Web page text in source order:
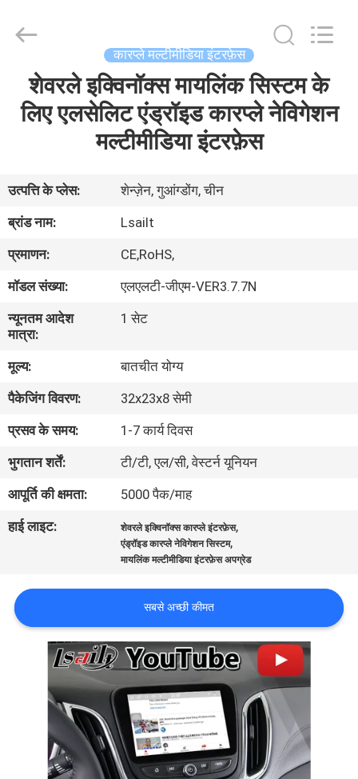
वीडियो
बारे
में
कारखाना
भ्रमण
गुणवत्ता
नियंत्रण
संपर्क
करें
समाचार
मामलों
SITEMAP
PRIVACY
POLICY
Electron
Co.,Ltd.
Reserved.
कारप्ले मल्टीमीडिया इंटरफ़ेस
शेवरले इक्विनॉक्स मायलिंक सिस्टम के
लिए एलसेलिट एंड्रॉइड कारप्ले नेविगेशन
मल्टीमीडिया इंटरफ़ेस
उत्पत्ति के प्लेस:
शेन्ज़ेन, गुआंग्डोंग, चीन
ब्रांड नाम:
Lsailt
प्रमाणन:
CE,RoHS,
मॉडल संख्या:
एलएलटी-जीएम-VER3.7.7N
न्यूनतम आदेश
मात्रा:
1 सेट
मूल्य:
बातचीत योग्य
पैकेजिंग विवरण:
32x23x8 सेमी
प्रसव के समय:
1-7 कार्य दिवस
भुगतान शर्तें:
टी/टी, एल/सी, वेस्टर्न यूनियन
आपूर्ति की क्षमता:
5000 पैक/माह
हाई लाइट:
शेवरले इक्विनॉक्स कारप्ले इंटरफ़ेस,
एंड्रॉइड कारप्ले नेविगेशन सिस्टम,
मायलिंक मल्टीमीडिया इंटरफ़ेस अपग्रेड
सबसे अच्छी कीमत